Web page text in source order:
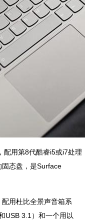
配用第8代酷睿i5或i7处理
态盘，是Surface
用杜比全景声音箱系
USB 3.1）和一个用以